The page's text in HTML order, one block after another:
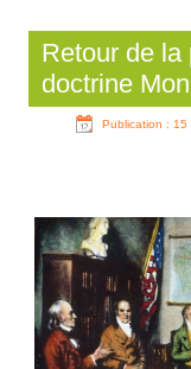
Retour de la
doctrine
Publication : 15